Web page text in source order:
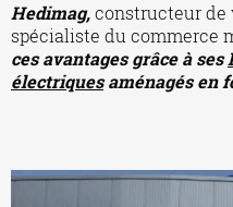
Hedimag,constructeur de
spécialiste du commerce
ces avantages grâce à ses
électriquesaménagés en